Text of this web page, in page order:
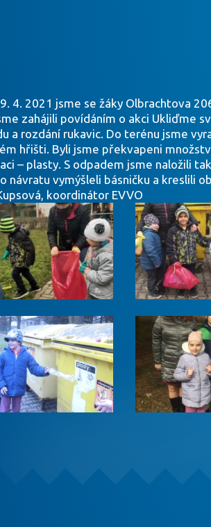
4. 2021 jsme se žáky Olbrachtova
zahájili povídáním o akci Ukliďme
a rozdání rukavic. Do terénu jsme
hřišti. Byli jsme překvapeni
– plasty. S odpadem jsme naložili
návratu vymýšleli básničku a kreslili
koordinátor EVVO